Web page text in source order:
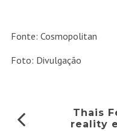
Fonte: Cosmopolitan
Foto: Divulgação
Thais
reality